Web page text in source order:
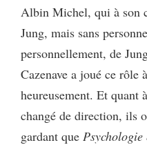
Albin Michel, qui à son
Jung, mais sans
personnellement, de
Cazenave a joué ce rôle
heureusement. Et quant
changé de direction, ils
gardant que